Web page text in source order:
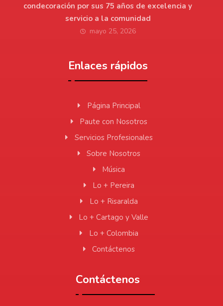
condecoración por sus 75 años de excelencia y
servicio a la comunidad
mayo 25, 2026
Enlaces rápidos
Página Principal
Paute con Nosotros
Servicios Profesionales
Sobre Nosotros
Música
Lo + Pereira
Lo + Risaralda
Lo + Cartago y Valle
Lo + Colombia
Contáctenos
Contáctenos